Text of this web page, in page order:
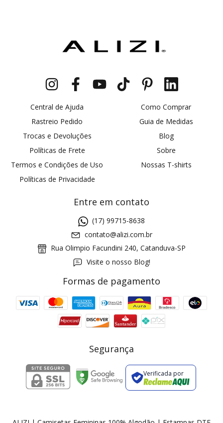
Central de Ajuda
Rastreio Pedido
Trocas e Devoluções
Políticas de Frete
Termos e Condições de Uso
Políticas de Privacidade
Como Comprar
Guia de Medidas
Blog
Sobre
Nossas T-shirts
Entre em contato
(17) 99715-8638
contato@alizi.com.br
Rua Olimpio Facundini 240, Catanduva-SP
Visite o nosso Blog!
Formas de pagamento
Segurança
Verificada por
Cupom 1a compra: GANHE5
2 pecas 7% OFF